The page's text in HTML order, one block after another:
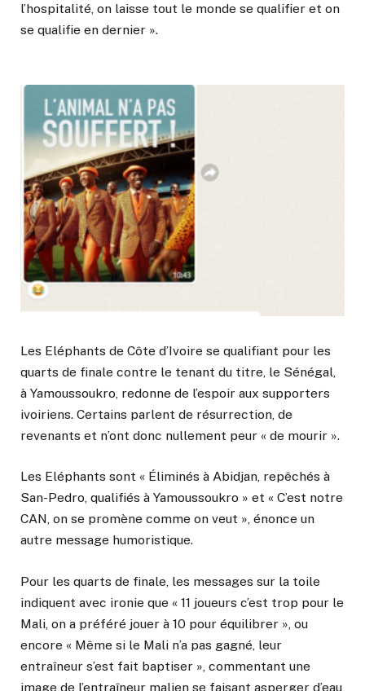
l’hospitalité, on laisse tout le monde se qualifier et on
se qualifie en dernier ».
Les Eléphants de Côte d’Ivoire se qualifiant pour les
quarts de finale contre le tenant du titre, le Sénégal,
à Yamoussoukro, redonne de l’espoir aux supporters
ivoiriens. Certains parlent de résurrection, de
revenants et n’ont donc nullement peur « de mourir ».
Les Eléphants sont « Éliminés à Abidjan, repêchés à
San-Pedro, qualifiés à Yamoussoukro » et « C’est notre
CAN, on se promène comme on veut », énonce un
autre message humoristique.
Pour les quarts de finale, les messages sur la toile
indiquent avec ironie que « 11 joueurs c’est trop pour le
Mali, on a préféré jouer à 10 pour équilibrer », ou
encore « Même si le Mali n’a pas gagné, leur
entraîneur s’est fait baptiser », commentant une
image de l’entraîneur malien se faisant asperger d’eau